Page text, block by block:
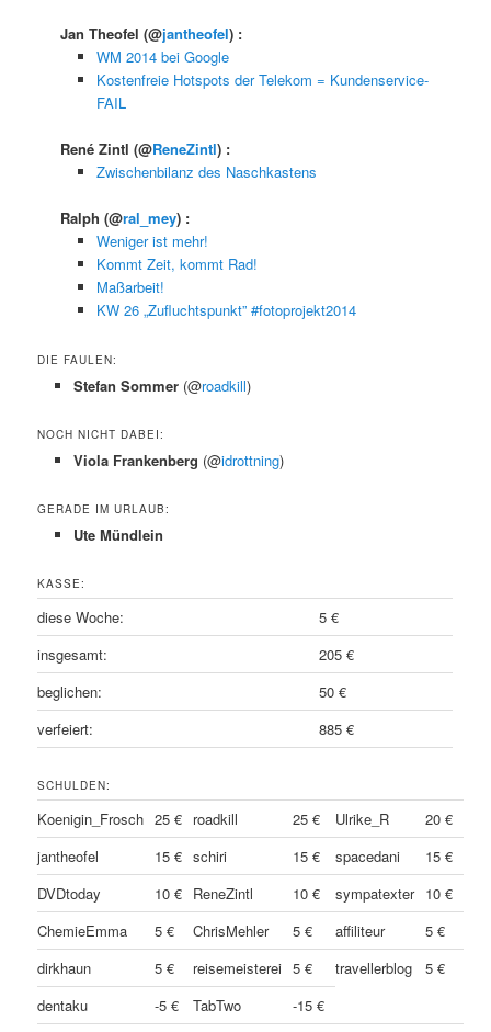
Jan Theofel(@jantheofel) :
WM 2014 bei Google
Kostenfreie Hotspots der Telekom = Kundenservice-
FAIL
René Zintl(@ReneZintl) :
Zwischenbilanz des Naschkastens
Ralph(@ral_mey) :
Weniger ist mehr!
Kommt Zeit, kommt Rad!
Maßarbeit!
KW 26 „Zufluchtspunkt” #fotoprojekt2014
DIE FAULEN:
Stefan Sommer (@roadkill)
NOCH NICHT DABEI:
Viola Frankenberg (@idrottning)
GERADE IM URLAUB:
Ute Mündlein
KASSE:
diese Woche:
5 €
insgesamt:
205 €
beglichen:
50 €
verfeiert:
885 €
SCHULDEN:
Koenigin_Frosch 25 € roadkill 25 € Ulrike_R
20 €
jantheofel
15 € schiri 15 € spacedani
15 €
DVDtoday
10 € ReneZintl 10 € sympatexter 10 €
ChemieEmma
5 € ChrisMehler 5 € affiliteur
5 €
dirkhaun
5 € reisemeisterei 5 € travellerblog
5 €
dentaku
-5 € TabTwo -15 €